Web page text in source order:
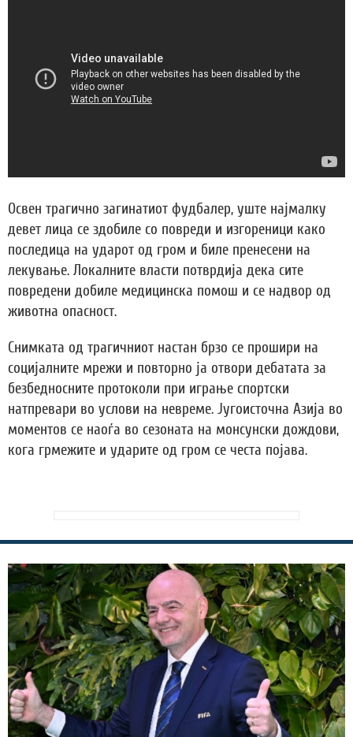
Освен трагично загинатиот фудбалер, уште најмалку
девет лица се здобиле со повреди и изгореници како
последица на ударот од гром и биле пренесени на
лекување. Локалните власти потврдија дека сите
повредени добиле медицинска помош и се надвор од
животна опасност.
Снимката од трагичниот настан брзо се прошири на
социјалните мрежи и повторно ја отвори дебатата за
безбедносните протоколи при играње спортски
натпревари во услови на невреме. Југоисточна Азија во
моментов се наоѓа во сезоната на монсунски дождови,
кога грмежите и ударите од гром се честа појава.